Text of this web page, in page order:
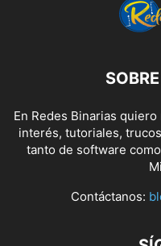
En Redes Binarias
interés, tutoriales,
tanto de software
Contáctanos: